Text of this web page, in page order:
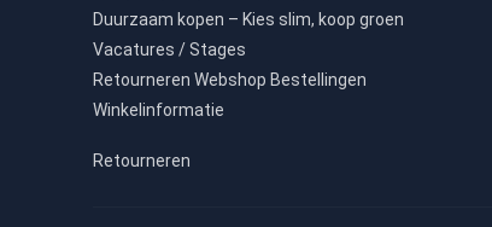
Duurzaam kopen – Kies slim, koop groen
Vacatures / Stages
Retourneren Webshop Bestellingen
Winkelinformatie
Retourneren